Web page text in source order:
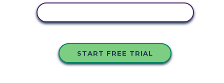
START FREE TRIAL